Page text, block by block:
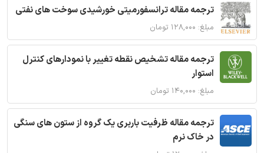
ترجمه مقاله ترانسفورمیتی خورشیدی سوخت های نفتی
مبلغ: ۱۲۸,۰۰۰ تومان
ترجمه مقاله تشخیص نقطه تغییر با نمودارهای کنترل
استوار
مبلغ: ۱۴۰,۰۰۰ تومان
ترجمه مقاله ظرفیت باربری یک گروه از ستون های سنگی
در خاک نرم